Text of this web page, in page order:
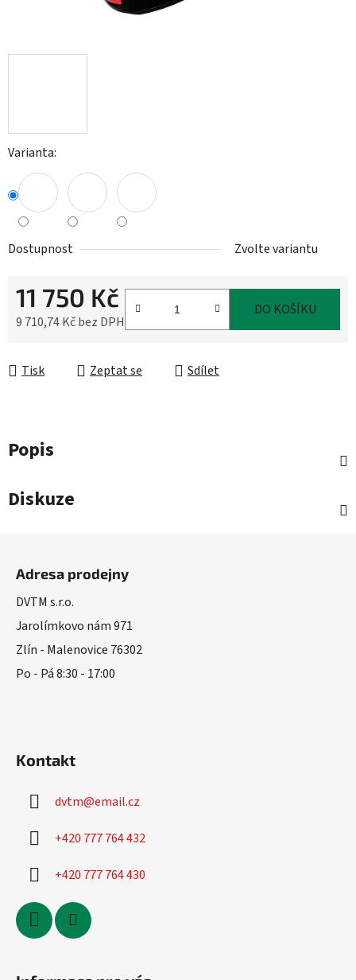
Varianta:
Dostupnost Zvolte variantu
11 750 Kč
9 710,74 Kč bez DPH
DO KOŠÍKU
Tisk Zeptat se Sdílet
Popis
Diskuze
Adresa prodejny
DVTM s.r.o.
Jarolímkovo nám 971
Zlín - Malenovice 76302
Po - Pá 8:30 - 17:00
Kontakt
dvtm@email.cz
+420 777 764 432
+420 777 764 430